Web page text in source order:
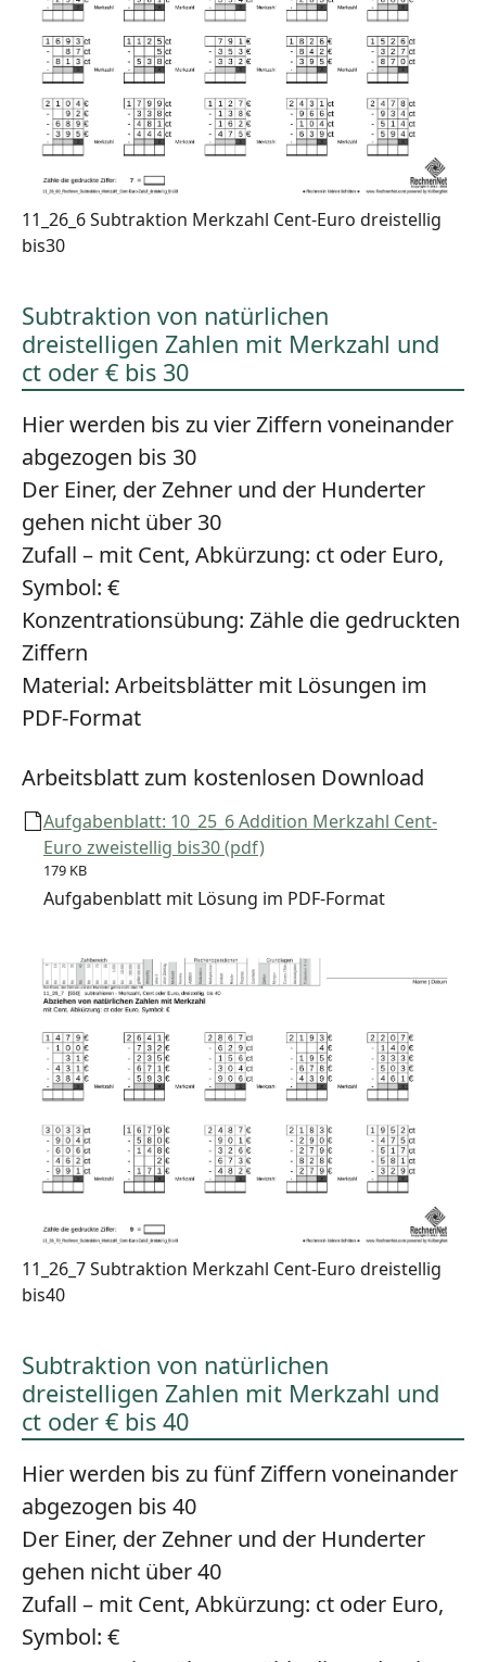
11_26_6 Subtraktion Merkzahl Cent-Euro dreistellig
bis30
Subtraktion von natürlichen
dreistelligen Zahlen mit Merkzahl und
ct oder € bis 30
Hier werden bis zu vier Ziffern voneinander
abgezogen bis 30
Der Einer, der Zehner und der Hunderter
gehen nicht über 30
Zufall – mit Cent, Abkürzung: ct oder Euro,
Symbol: €
Konzentrationsübung: Zähle die gedruckten
Ziffern
Material: Arbeitsblätter mit Lösungen im
PDF-Format
Arbeitsblatt zum kostenlosen Download
Aufgabenblatt: 10_25_6 Addition Merkzahl Cent-
Euro zweistellig bis30 (pdf)
179 KB
Aufgabenblatt mit Lösung im PDF-Format
11_26_7 Subtraktion Merkzahl Cent-Euro dreistellig
bis40
Subtraktion von natürlichen
dreistelligen Zahlen mit Merkzahl und
ct oder € bis 40
Hier werden bis zu fünf Ziffern voneinander
abgezogen bis 40
Der Einer, der Zehner und der Hunderter
gehen nicht über 40
Zufall – mit Cent, Abkürzung: ct oder Euro,
Symbol: €